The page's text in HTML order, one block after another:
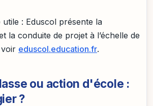
: Eduscol présente la
la conduite de projet à l’échelle de
voir eduscol.education.fr.
ou action d'école :
?